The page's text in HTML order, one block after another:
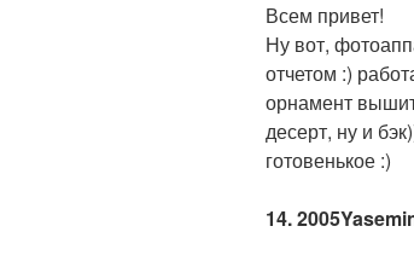
Всем привет!
Ну вот,
отчетом :)
орнамент
десерт, ну и
готовенькое :)
14.